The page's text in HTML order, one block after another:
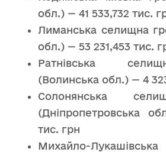
обл.) — 41 533,732 тис.
Лиманська селищна
обл.) — 53 231,453 тис.
Ратнівська
(Волинська обл.) — 4
Солонянська
(Дніпропетровська
тис. грн
Михайло-